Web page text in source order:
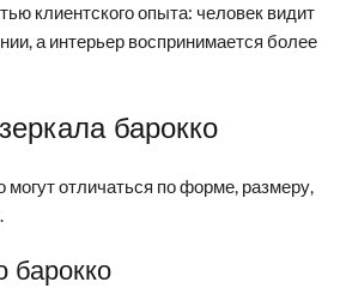
клиентского опыта: человек видит
а интерьер воспринимается более
барокко
могут отличаться по форме, размеру,
барокко